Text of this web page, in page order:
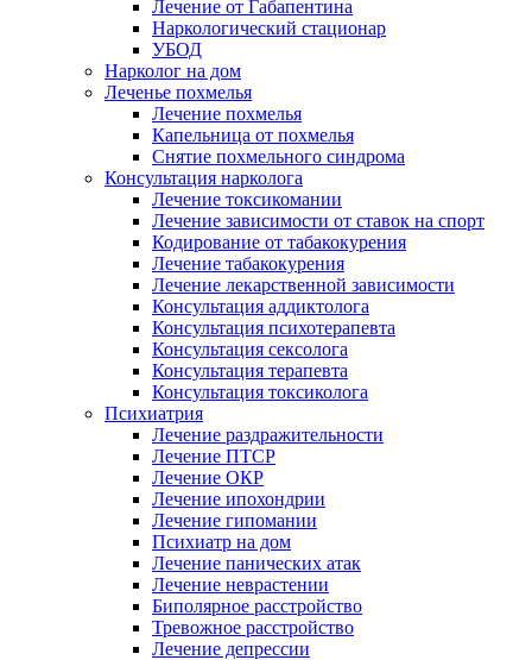
Лечение от Габапентина
Наркологический стационар
УБОД
Нарколог на дом
Леченье похмелья
Лечение похмелья
Капельница от похмелья
Снятие похмельного синдрома
Консультация нарколога
Лечение токсикомании
Лечение зависимости от ставок на спорт
Кодирование от табакокурения
Лечение табакокурения
Лечение лекарственной зависимости
Консультация аддиктолога
Консультация психотерапевта
Консультация сексолога
Консультация терапевта
Консультация токсиколога
Психиатрия
Лечение раздражительности
Лечение ПТСР
Лечение ОКР
Лечение ипохондрии
Лечение гипомании
Психиатр на дом
Лечение панических атак
Лечение неврастении
Биполярное расстройство
Тревожное расстройство
Лечение депрессии